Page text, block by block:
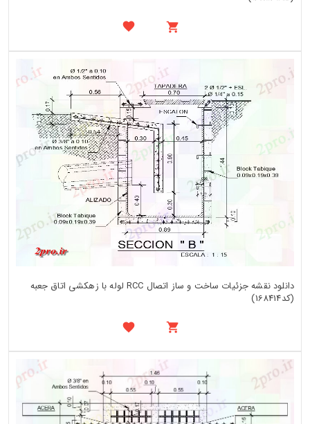
دانلود نقشه جزئیات ساخت و ساز اتصال RCC لوله با زهکشی اتاق جعبه
(کد168414)